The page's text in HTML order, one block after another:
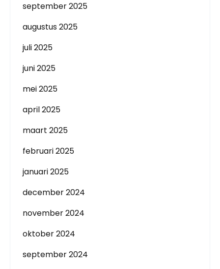
september 2025
augustus 2025
juli 2025
juni 2025
mei 2025
april 2025
maart 2025
februari 2025
januari 2025
december 2024
november 2024
oktober 2024
september 2024